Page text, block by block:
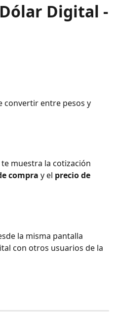
Digital -
convertir entre pesos y
muestra la cotización
compra y el precio de
la misma pantalla
con otros usuarios de la